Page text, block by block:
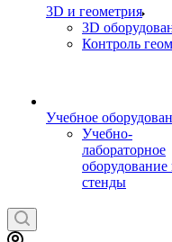
3D и геометрия
3D
Контроль
Учебное
Учебно-
лабораторное
оборудование
стенды